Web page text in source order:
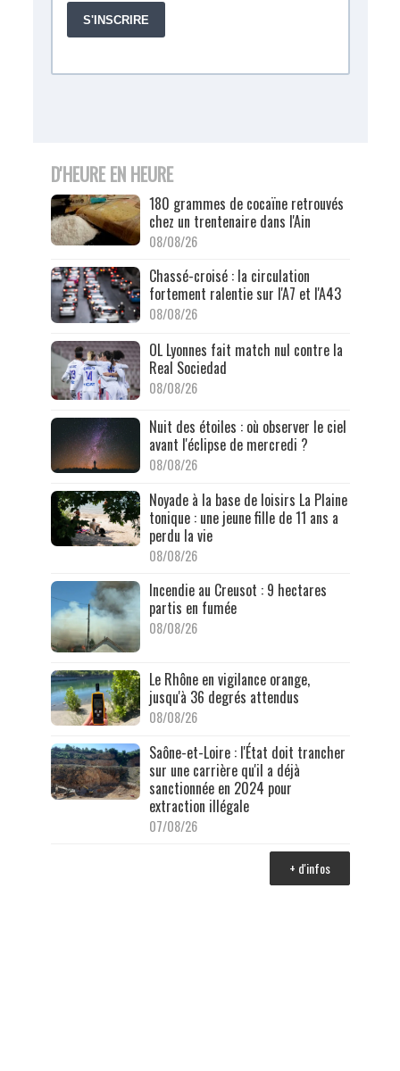
D'HEURE EN HEURE
180 grammes de cocaïne retrouvés
chez un trentenaire dans l'Ain
08/08/26
Chassé-croisé : la circulation
fortement ralentie sur l'A7 et l'A43
08/08/26
OL Lyonnes fait match nul contre la
Real Sociedad
08/08/26
Nuit des étoiles : où observer le ciel
avant l'éclipse de mercredi ?
08/08/26
Noyade à la base de loisirs La Plaine
tonique : une jeune fille de 11 ans a
perdu la vie
08/08/26
Incendie au Creusot : 9 hectares
partis en fumée
08/08/26
Le Rhône en vigilance orange,
jusqu'à 36 degrés attendus
08/08/26
Saône-et-Loire : l'État doit trancher
sur une carrière qu'il a déjà
sanctionnée en 2024 pour
extraction illégale
07/08/26
+ d'infos